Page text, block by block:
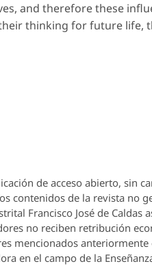
and therefore these
thinking for future life,
de acceso abierto, sin
contenidos de la revista no
Francisco José de Caldas
no reciben retribución
mencionados
en el campo de la